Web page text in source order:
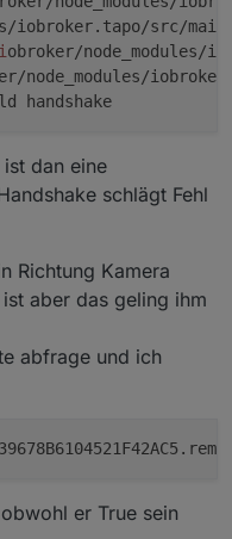
iobroker. tapo/src/
obroker/node_modules/
node_modules/
dan eine
schlägt Fehl
Richtung Kamera
aber das geling ihm
abfrage und ich
er True sein